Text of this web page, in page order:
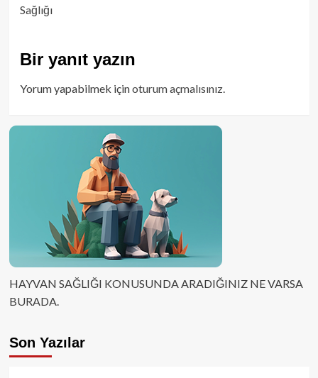
Sağlığı
Bir yanıt yazın
Yorum yapabilmek içinoturum açmalısınız.
HAYVAN SAĞLIĞI KONUSUNDA ARADIĞINIZ NE VARSA
BURADA.
Son Yazılar